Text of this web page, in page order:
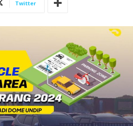
Twitter